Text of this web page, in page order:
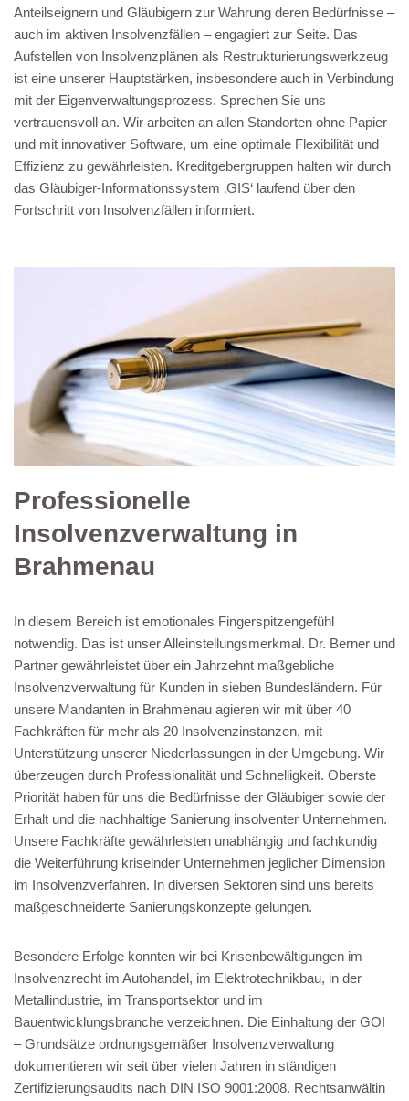
Anteilseignern und Gläubigern zur Wahrung deren Bedürfnisse –
auch im aktiven Insolvenzfällen – engagiert zur Seite. Das
Aufstellen von Insolvenzplänen als Restrukturierungswerkzeug
ist eine unserer Hauptstärken, insbesondere auch in Verbindung
mit der Eigenverwaltungsprozess. Sprechen Sie uns
vertrauensvoll an. Wir arbeiten an allen Standorten ohne Papier
und mit innovativer Software, um eine optimale Flexibilität und
Effizienz zu gewährleisten. Kreditgebergruppen halten wir durch
das Gläubiger-Informationssystem ‚GIS‘ laufend über den
Fortschritt von Insolvenzfällen informiert.
Professionelle
Insolvenzverwaltung in
Brahmenau
In diesem Bereich ist emotionales Fingerspitzengefühl
notwendig. Das ist unser Alleinstellungsmerkmal. Dr. Berner und
Partner gewährleistet über ein Jahrzehnt maßgebliche
Insolvenzverwaltung für Kunden in sieben Bundesländern. Für
unsere Mandanten in Brahmenau agieren wir mit über 40
Fachkräften für mehr als 20 Insolvenzinstanzen, mit
Unterstützung unserer Niederlassungen in der Umgebung. Wir
überzeugen durch Professionalität und Schnelligkeit. Oberste
Priorität haben für uns die Bedürfnisse der Gläubiger sowie der
Erhalt und die nachhaltige Sanierung insolventer Unternehmen.
Unsere Fachkräfte gewährleisten unabhängig und fachkundig
die Weiterführung kriselnder Unternehmen jeglicher Dimension
im Insolvenzverfahren. In diversen Sektoren sind uns bereits
maßgeschneiderte Sanierungskonzepte gelungen.
Besondere Erfolge konnten wir bei Krisenbewältigungen im
Insolvenzrecht im Autohandel, im Elektrotechnikbau, in der
Metallindustrie, im Transportsektor und im
Bauentwicklungsbranche verzeichnen. Die Einhaltung der GOI
– Grundsätze ordnungsgemäßer Insolvenzverwaltung
dokumentieren wir seit über vielen Jahren in ständigen
Zertifizierungsaudits nach DIN ISO 9001:2008. Rechtsanwältin